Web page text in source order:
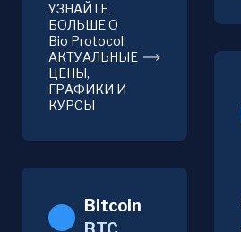
УЗНАЙТЕ
БОЛЬШЕ О
Bio Protocol:
АКТУАЛЬНЫЕ
ЦЕНЫ,
ГРАФИКИ И
КУРСЫ
Bitcoin